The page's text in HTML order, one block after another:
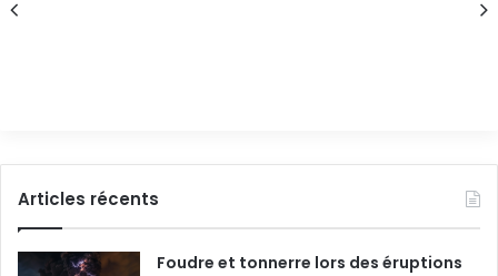
Articles récents
Foudre et tonnerre lors des éruptions